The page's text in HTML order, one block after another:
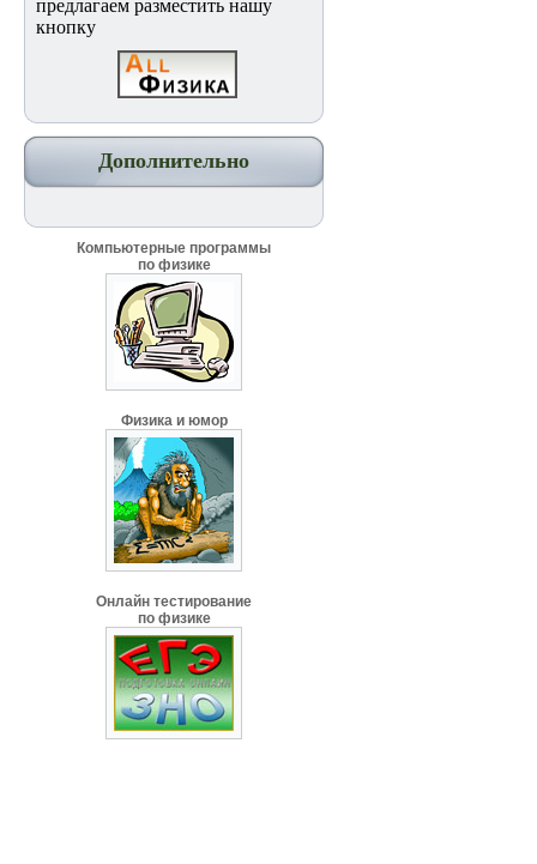
предлагаем разместить нашу
кнопку
Дополнительно
Компьютерные программы
по физике
Физика и юмор
Онлайн тестирование
по физике